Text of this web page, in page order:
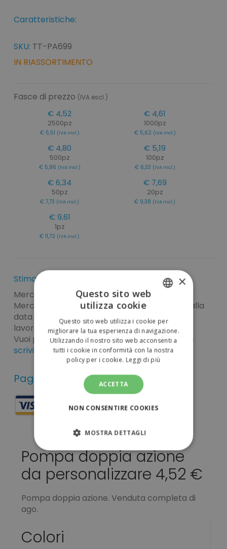
Caratteristiche:
SKU: TT-PA699
IN RIASSORTIMENTO
Fasce di prezzo (IVA escl.)
€ 4,52
2500pz
€ 5,51 (IVA incl.)
€ 4,61
1000pz
€ 5,62 (IVA incl.)
€ 4,80
500pz
€ 5,86 (IVA incl.)
€ 5,19
100pz
€ 6,33 (IVA incl.)
€ 6,34
50pz
€ 7,73 (IVA incl.)
€ 7,69
20pz
€ 9,38 (IVA incl.)
€ 9,61
1pz
€ 11,72 (IVA incl.)
Stima Tempi di Spedizione
Merce Neutra: 4-5 giorni lavorativi
Merce Personalizzata: 7-15 giorni lavorativi dalla
data di approvazione della bozza + 2-3 giorni
lavorativi di corriere
Vuoi pianificare la tua spedizione?Chiamaci
o
scrivici
Pagamenti sicuri
Pompa doppia azione
da personalizzare 4,52 €
Pompa doppia azione. Venduta completa di
ago.
Colori
ENGLISH
×
Questo sito web
utilizza cookie
Questo sito web utilizza i cookie per
migliorare la tua esperienza di navigazione.
Utilizzando il nostro sito web acconsenti a
tutti i cookie in conformità con la nostra
policy per i cookie. Leggi di più
ACCETTA
NON CONSENTIRE COOKIES
MOSTRA DETTAGLI
STRETTAMENTE NECESSARI
PERFORMANCE
TARGETING